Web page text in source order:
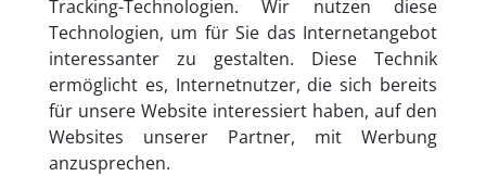
Tracking-Technologien. Wir nutzen diese
Technologien, um für Sie das Internetangebot
interessanter zu gestalten. Diese Technik
ermöglicht es, Internetnutzer, die sich bereits
für unsere Website interessiert haben, auf den
Websites unserer Partner, mit Werbung
anzusprechen.